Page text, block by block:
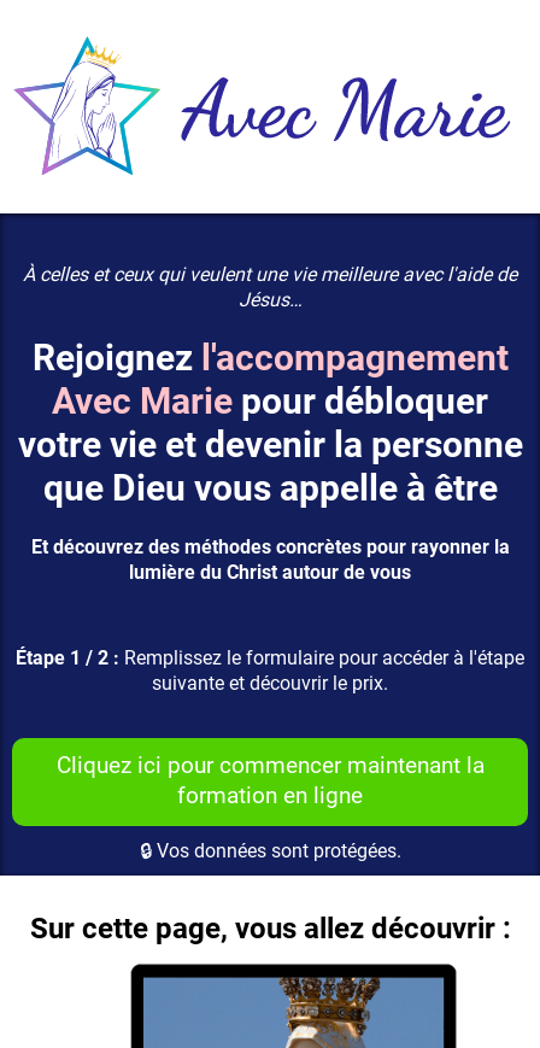
À celles et ceux qui veulent une vie meilleure avec l'aide de
Jésus…
Rejoignez l'accompagnement
Avec Marie pour débloquer
votre vie et devenir la personne
que Dieu vous appelle à être
Et découvrez des méthodes concrètes pour rayonner la
lumière du Christ autour de vous
Étape 1 / 2 : Remplissez le formulaire pour accéder à l'étape
suivante et découvrir le prix.
Cliquez ici pour commencer maintenant la
formation en ligne
🔒 Vos données sont protégées.
Sur cette page, vous allez découvrir :